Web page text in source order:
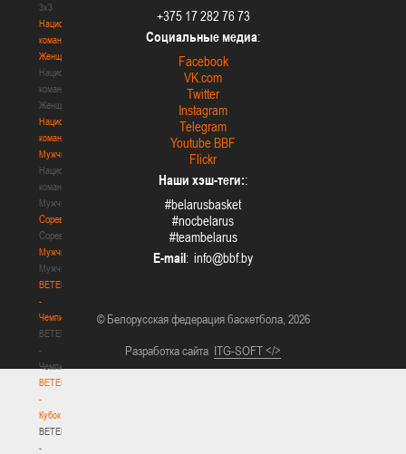
3х3
Национальная
команда.
Женщины
Национальная
команда.
Женщины
Национальная
команда.
Мужчины
Национальная
команда.
Мужчины
Соревнования
Соревнования
Мужчины
Мужчины
BETERA
-
Чемпионат
BETERA
-
Чемпионат
BETERA
-
Кубок
BETERA
-
+375 17 282 76 73
Социальные медиа:
Facebook
VK.com
Twitter
Instagram
Telegram
Youtube BBF
Flickr
Наши хэш-теги::
#belarusbasket
#nocbelarus
#teambelarus
E-mail:
© Белорусская федерация баскетбола, 2026
Разработка сайта ITG-SOFT </>